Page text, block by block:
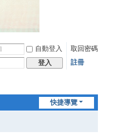
自動登入
取回密碼
登入 註冊
快捷導覽